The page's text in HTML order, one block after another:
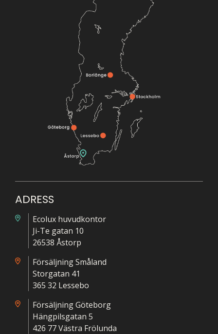
ADRESS
Ecolux huvudkontor
Ji-Te gatan 10
26538 Åstorp
Försäljning Småland
Storgatan 41
365 32 Lessebo
Försäljning Göteborg
Hängpilsgatan 5
426 77 Västra Frölunda